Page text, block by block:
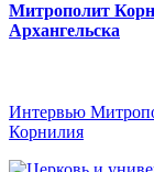
Митрополит
Архангельска
Интервью
Корнилия